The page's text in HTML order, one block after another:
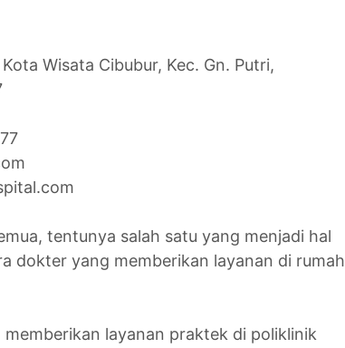
Wisata Cibubur, Kec. Gn. Putri,
tentunya salah satu yang menjadi hal
dokter yang memberikan layanan di rumah
layanan praktek di poliklinik